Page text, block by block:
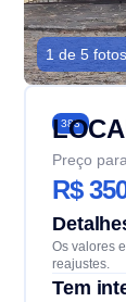
1 de 5 fotos
383
Preço
R$
Os valores
reajustes.
Tem